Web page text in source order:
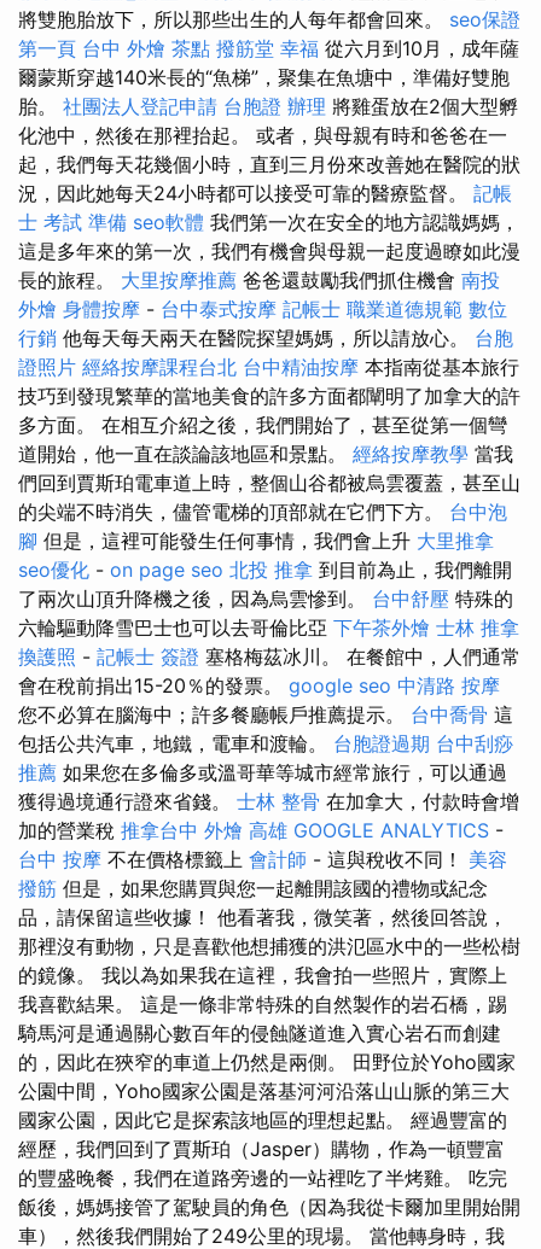
將雙胞胎放下，所以那些出生的人每年都會回來。 seo保證
第一頁 台中 外燴 茶點 撥筋堂 幸福 從六月到10月，成年薩
爾蒙斯穿越140米長的“魚梯”，聚集在魚塘中，準備好雙胞
胎。 社團法人登記申請 台胞證 辦理 將雞蛋放在2個大型孵
化池中，然後在那裡抬起。 或者，與母親有時和爸爸在一
起，我們每天花幾個小時，直到三月份來改善她在醫院的狀
況，因此她每天24小時都可以接受可靠的醫療監督。 記帳
士 考試 準備 seo軟體 我們第一次在安全的地方認識媽媽，
這是多年來的第一次，我們有機會與母親一起度過瞭如此漫
長的旅程。 大里按摩推薦 爸爸還鼓勵我們抓住機會 南投
外燴 身體按摩 - 台中泰式按摩 記帳士 職業道德規範 數位
行銷 他每天每天兩天在醫院探望媽媽，所以請放心。 台胞
證照片 經絡按摩課程台北 台中精油按摩 本指南從基本旅行
技巧到發現繁華的當地美食的許多方面都闡明了加拿大的許
多方面。 在相互介紹之後，我們開始了，甚至從第一個彎
道開始，他一直在談論該地區和景點。 經絡按摩教學 當我
們回到賈斯珀電車道上時，整個山谷都被烏雲覆蓋，甚至山
的尖端不時消失，儘管電梯的頂部就在它們下方。 台中泡
腳 但是，這裡可能發生任何事情，我們會上升 大里推拿
seo優化 - on page seo 北投 推拿 到目前為止，我們離開
了兩次山頂升降機之後，因為烏雲慘到。 台中舒壓 特殊的
六輪驅動降雪巴士也可以去哥倫比亞 下午茶外燴 士林 推拿
換護照 - 記帳士 簽證 塞格梅茲冰川。 在餐館中，人們通常
會在稅前捐出15-20％的發票。 google seo 中清路 按摩
您不必算在腦海中；許多餐廳帳戶推薦提示。 台中喬骨 這
包括公共汽車，地鐵，電車和渡輪。 台胞證過期 台中刮痧
推薦 如果您在多倫多或溫哥華等城市經常旅行，可以通過
獲得過境通行證來省錢。 士林 整骨 在加拿大，付款時會增
加的營業稅 推拿台中 外燴 高雄 GOOGLE ANALYTICS -
台中 按摩 不在價格標籤上 會計師 - 這與稅收不同！ 美容
撥筋 但是，如果您購買與您一起離開該國的禮物或紀念
品，請保留這些收據！ 他看著我，微笑著，然後回答說，
那裡沒有動物，只是喜歡他想捕獲的洪氾區水中的一些松樹
的鏡像。 我以為如果我在這裡，我會拍一些照片，實際上
我喜歡結果。 這是一條非常特殊的自然製作的岩石橋，踢
騎馬河是通過關心數百年的侵蝕隧道進入實心岩石而創建
的，因此在狹窄的車道上仍然是兩側。 田野位於Yoho國家
公園中間，Yoho國家公園是落基河河沿落山山脈的第三大
國家公園，因此它是探索該地區的理想起點。 經過豐富的
經歷，我們回到了賈斯珀（Jasper）購物，作為一頓豐富
的豐盛晚餐，我們在道路旁邊的一站裡吃了半烤雞。 吃完
飯後，媽媽接管了駕駛員的角色（因為我從卡爾加里開始開
車），然後我們開始了249公里的現場。 當他轉身時，我